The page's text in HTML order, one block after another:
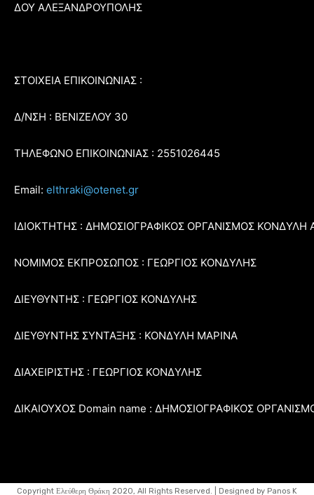
ΔΟΥ ΑΛΕΞΑΝΔΡΟΥΠΟΛΗΣ
ΣΤΟΙΧΕΙΑ ΕΠΙΚΟΙΝΩΝΙΑΣ :
Δ/ΝΣΗ : ΒΕΝΙΖΕΛΟΥ 30
ΤΗΛΕΦΩΝΟ ΕΠΙΚΟΙΝΩΝΙΑΣ : 2551026445
Email: elthraki@otenet.gr
ΙΔΙΟΚΤΗΤΗΣ : ΔΗΜΟΣΙΟΓΡΑΦΙΚΟΣ ΟΡΓΑΝΙΣΜΟΣ ΚΟΝΔΥΛΗ
ΝΟΜΙΜΟΣ ΕΚΠΡΟΣΩΠΟΣ : ΓΕΩΡΓΙΟΣ ΚΟΝΔΥΛΗΣ
ΔΙΕΥΘΥΝΤΗΣ : ΓΕΩΡΓΙΟΣ ΚΟΝΔΥΛΗΣ
ΔΙΕΥΘΥΝΤΗΣ ΣΥΝΤΑΞΗΣ : ΚΟΝΔΥΛΗ ΜΑΡΙΝΑ
ΔΙΑΧΕΙΡΙΣΤΗΣ : ΓΕΩΡΓΙΟΣ ΚΟΝΔΥΛΗΣ
ΔΙΚΑΙΟΥΧΟΣ Domain name : ΔΗΜΟΣΙΟΓΡΑΦΙΚΟΣ
Copyright Ελεύθερη Θράκη 2020, All Rights Reserved. | Designed by Panos K